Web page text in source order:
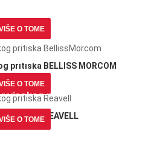
O TOME
pritiska BELLISS MORCOM
visokog pritiska BELLISS
MORCOM
O TOME
pritiska REAVELL
visokog pritiska REAVELL
O TOME